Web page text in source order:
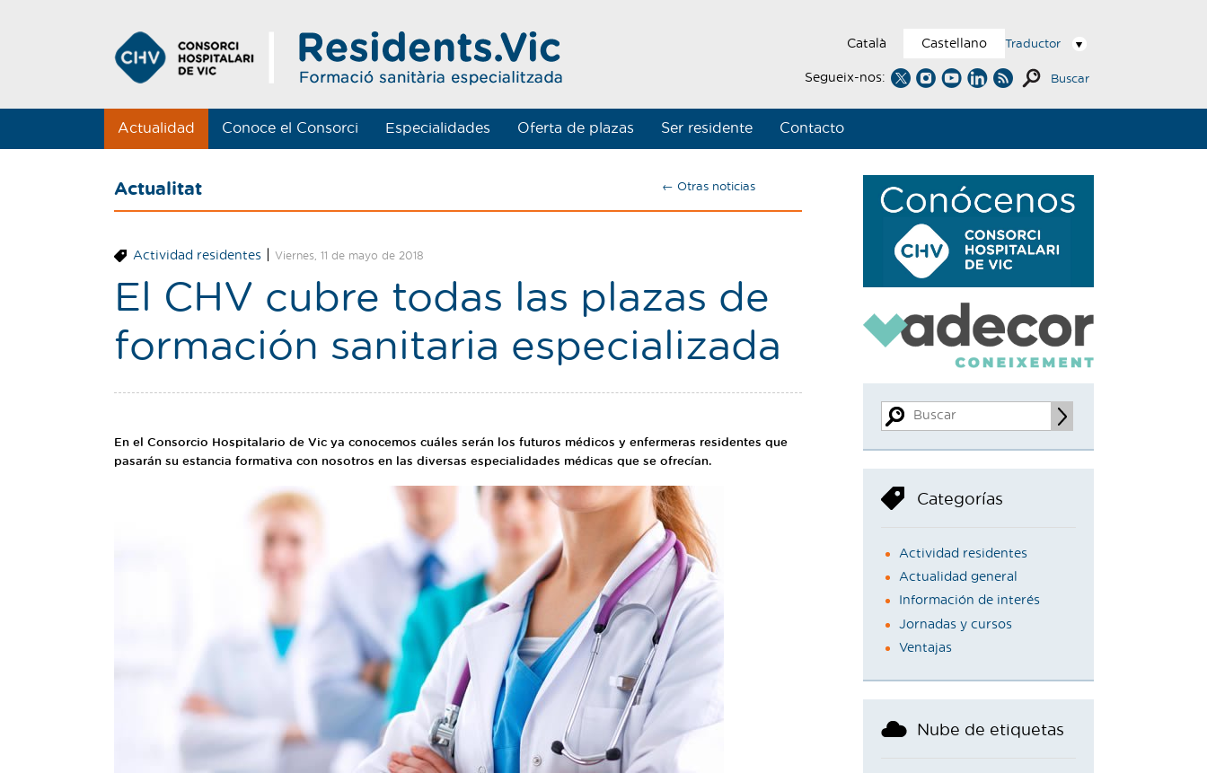
Català Castellano Traductor
Segueix-nos: Buscar
Actualidad Conoce el Consorci Especialidades Oferta de plazas Ser residente Contacto
Actualitat ← Otras noticias
Actividad residentes |Viernes, 11 de mayo de 2018
El CHV cubre todas las plazas de
formación sanitaria especializada
En el Consorcio Hospitalario de Vic ya conocemos cuáles serán los futuros médicos y enfermeras residentes que
pasarán su estancia formativa con nosotros en las diversas especialidades médicas que se ofrecían.
Categorías
Actividad residentes
Actualidad general
Información de interés
Jornadas y cursos
Ventajas
Nube de etiquetas